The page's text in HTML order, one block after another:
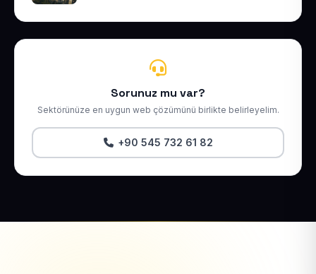
Sorunuz mu var?
Sektörünüze en uygun web çözümünü birlikte belirleyelim.
+90 545 732 61 82